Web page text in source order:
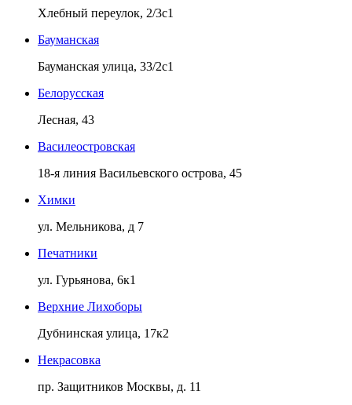
Хлебный переулок, 2/3с1
Бауманская
Бауманская улица, 33/2с1
Белорусская
Лесная, 43
Василеостровская
18-я линия Васильевского острова, 45
Химки
ул. Мельникова, д 7
Печатники
ул. Гурьянова, 6к1
Верхние Лихоборы
Дубнинская улица, 17к2
Некрасовка
пр. Защитников Москвы, д. 11